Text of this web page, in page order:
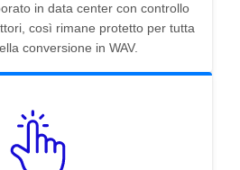
in data center con controllo
così rimane protetto per tutta
conversione in WAV.